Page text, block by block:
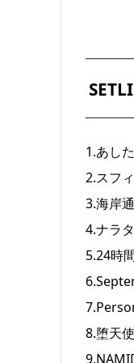
1.あし
2.スフ
3.海岸
4.ナラ
5.24時
8.堕天